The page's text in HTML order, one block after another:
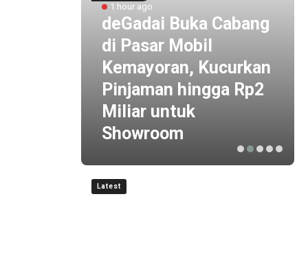
1 hour ago
deGadai Buka Cabang
di Pasar Mobil
Kemayoran, Kucurkan
Pinjaman hingga Rp2
Miliar untuk
Showroom
Latest